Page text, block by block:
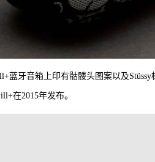
蓝牙音箱上印有骷髅头图案以及
在2015年发布。